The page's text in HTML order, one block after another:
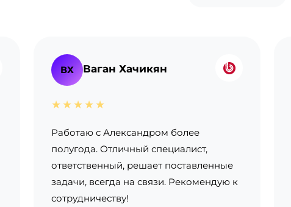
ВХ Ваган Хачикян
★★★★★
Работаю с Александром более
полугода. Отличный специалист,
ответственный, решает поставленные
задачи, всегда на связи. Рекомендую к
сотрудничеству!